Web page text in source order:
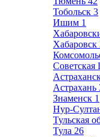
Тобольск 3
Ишим 1
Хабаровск
Советская
Астрахань
Знаменск 1
Нур-
Тульская
Тула 26